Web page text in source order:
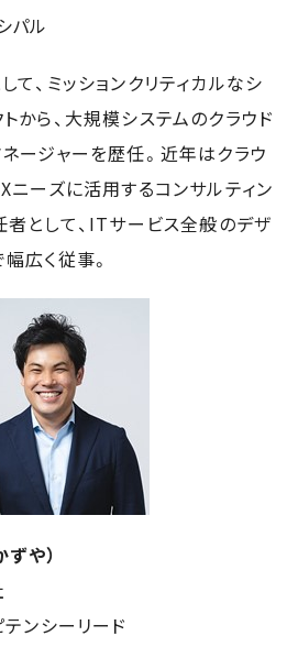
パル
て、ミッションクリティカルなシ
から、大規模システムのクラウド
ージャーを歴任。近年はクラウ
ニーズに活用するコンサルティン
として、ITサービス全般のデザ
広く従事。
や）
ンシーリード